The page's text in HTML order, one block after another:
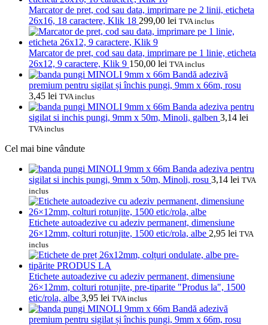
Marcator de pret, cod sau data, imprimare pe 2 linii, eticheta
26x16, 18 caractere, Klik 18 299,00 lei TVA inclus
Marcator de pret, cod sau data, imprimare pe 1 linie, eticheta
26x12, 9 caractere, Klik 9 150,00 lei TVA inclus
Bandă adezivă
premium pentru sigilat și închis pungi, 9mm x 66m, rosu
3,45 lei TVA inclus
Banda adeziva pentru
sigilat si inchis pungi, 9mm x 50m, Minoli, galben 3,14 lei
TVA inclus
Cel mai bine vândute
Banda adeziva pentru
sigilat si inchis pungi, 9mm x 50m, Minoli, rosu 3,14 lei TVA
inclus
Etichete autoadezive cu adeziv permanent, dimensiune
26×12mm, colturi rotunjite, 1500 etic/rola, albe 2,95 lei TVA
inclus
Etichete autoadezive cu adeziv permanent, dimensiune
26×12mm, colturi rotunjite, pre-tiparite "Produs la", 1500
etic/rola, albe 3,95 lei TVA inclus
Bandă adezivă
premium pentru sigilat și închis pungi, 9mm x 66m, rosu